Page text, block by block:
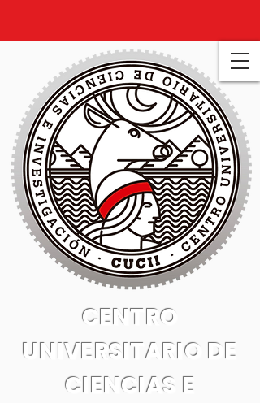
CENTRO
UNIVERSITARIO DE
CIENCIAS E